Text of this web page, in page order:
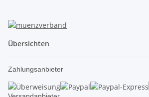
Übersichten
Zahlungsanbieter